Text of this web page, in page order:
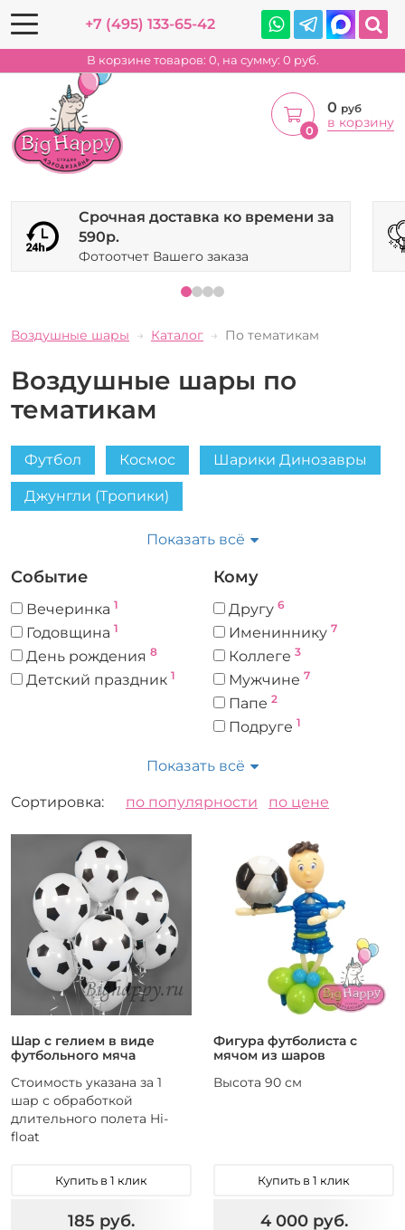
+7 (495) 133-65-42
В корзине товаров: 0, на сумму: 0 руб.
0
0 руб
в корзину
Срочная доставка ко времени за
590р.
Фотоотчет Вашего заказа
Воздушные шары Каталог По тематикам
Воздушные шары по
тематикам
Футбол Космос Шарики Динозавры
Джунгли (Тропики)
Girls - Шары для девочек и девушек
Шарики Фрукты Шарики Машины
Деньги Казино, карты, покер
Русский стиль
Показать всё
Событие
Вечеринка 1
Годовщина 1
День рождения 8
Детский праздник 1
Кому
Другу 6
Имениннику 7
Коллеге 3
Мужчине 7
Папе 2
Подруге 1
Форма
Звезда 6
1
Фигура из шаров
Фигурный 4
Показать всё
Сортировка: по популярности по цене
Шар с гелием в виде
футбольного мяча
Стоимость указана за 1
шар с обработкой
длительного полета Hi-
float
Купить в 1 клик
185 руб.
Фигура футболиста с
мячом из шаров
Высота 90 см
Купить в 1 клик
4 000 руб.